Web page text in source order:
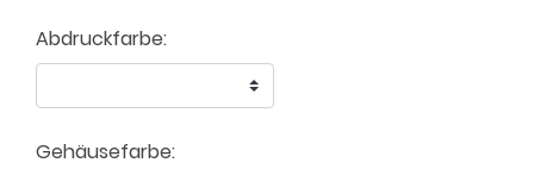
Abdruckfarbe:
Gehäusefarbe: